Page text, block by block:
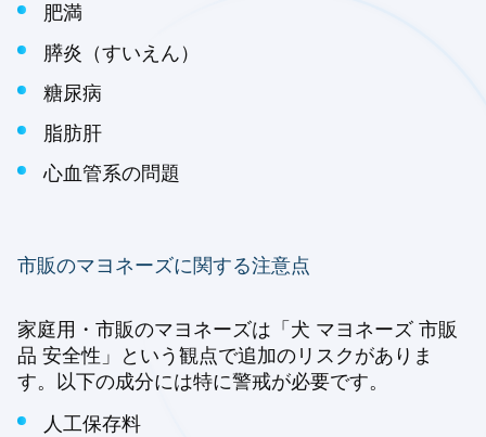
肥満
膵炎（すいえん）
糖尿病
脂肪肝
心血管系の問題
市販のマヨネーズに関する注意点
家庭用・市販のマヨネーズは「犬 マヨネーズ 市販
品 安全性」という観点で追加のリスクがありま
す。以下の成分には特に警戒が必要です。
人工保存料